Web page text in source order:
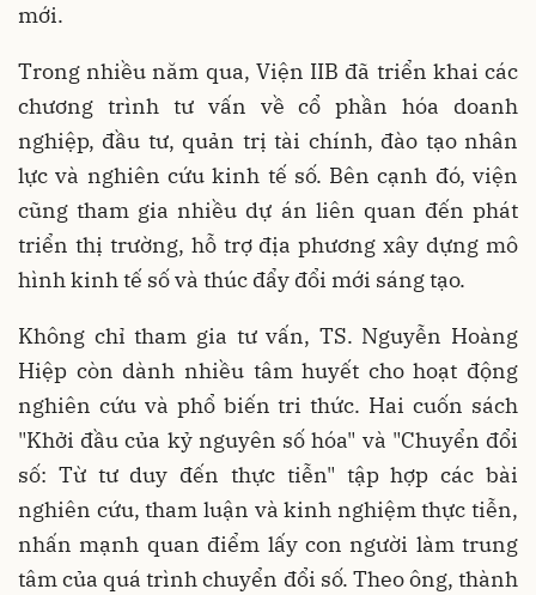
mới.
Trong nhiều năm qua, Viện IIB đã triển khai các
chương trình tư vấn về cổ phần hóa doanh
nghiệp, đầu tư, quản trị tài chính, đào tạo nhân
lực và nghiên cứu kinh tế số. Bên cạnh đó, viện
cũng tham gia nhiều dự án liên quan đến phát
triển thị trường, hỗ trợ địa phương xây dựng mô
hình kinh tế số và thúc đẩy đổi mới sáng tạo.
Không chỉ tham gia tư vấn, TS. Nguyễn Hoàng
Hiệp còn dành nhiều tâm huyết cho hoạt động
nghiên cứu và phổ biến tri thức. Hai cuốn sách
"Khởi đầu của kỷ nguyên số hóa" và "Chuyển đổi
số: Từ tư duy đến thực tiễn" tập hợp các bài
nghiên cứu, tham luận và kinh nghiệm thực tiễn,
nhấn mạnh quan điểm lấy con người làm trung
tâm của quá trình chuyển đổi số. Theo ông, thành